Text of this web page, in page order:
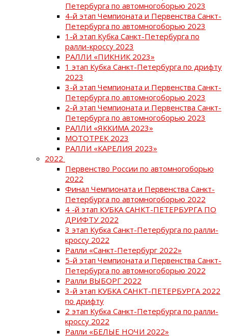
Петербурга по автомногоборью 2023
4-й этап Чемпионата и Первенства Санкт-
Петербурга по автомногоборью 2023
1-й этап Кубка Санкт-Петербурга по
ралли-кроссу 2023
РАЛЛИ «ПИКНИК 2023»
1 этап Кубка Санкт-Петербурга по дрифту
2023
3-й этап Чемпионата и Первенства Санкт-
Петербурга по автомногоборью 2023
2-й этап Чемпионата и Первенства Санкт-
Петербурга по автомногоборью 2023
РАЛЛИ «ЯККИМА 2023»
МОТОТРЕК 2023
РАЛЛИ «КАРЕЛИЯ 2023»
2022
Первенство России по автомногоборью
2022
Финал Чемпионата и Первенства Санкт-
Петербурга по автомногоборью 2022
4 -й этап КУБКА САНКТ-ПЕТЕРБУРГА ПО
ДРИФТУ 2022
3 этап Кубка Санкт-Петербурга по ралли-
кроссу 2022
Ралли «Санкт-Петербург 2022»
5-й этап Чемпионата и Первенства Санкт-
Петербурга по автомногоборью 2022
Ралли ВЫБОРГ 2022
3-й этап КУБКА САНКТ-ПЕТЕРБУРГА 2022
по дрифту
2 этап Кубка Санкт-Петербурга по ралли-
кроссу 2022
Ралли «БЕЛЫЕ НОЧИ 2022»